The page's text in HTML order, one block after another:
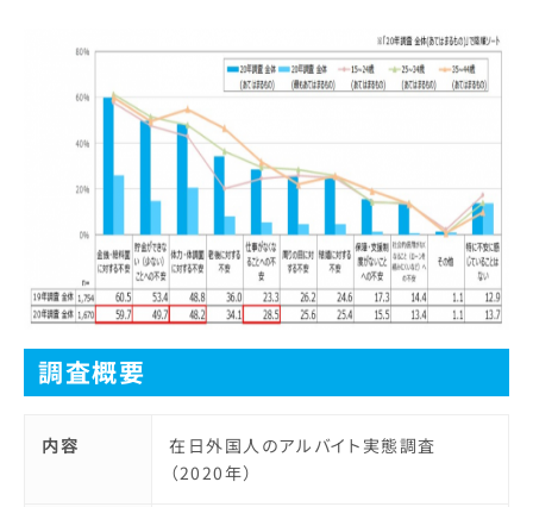
調査概要
内容
在日外国人のアルバイト実態調査
（2020年）